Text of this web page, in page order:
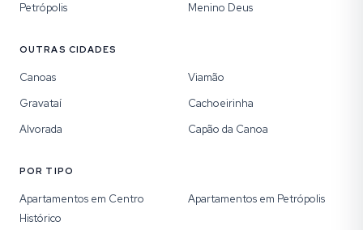
Petrópolis
Menino Deus
OUTRAS CIDADES
Canoas
Viamão
Gravataí
Cachoeirinha
Alvorada
Capão da Canoa
POR TIPO
Apartamentos em Centro
Histórico
Apartamentos em Petrópolis